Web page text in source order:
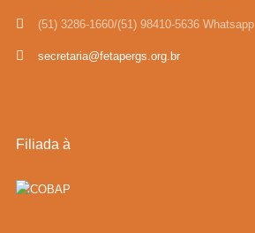
(51) 3286-1660/(51) 98410-5636 Whatsapp
secretaria@fetapergs.org.br
Filiada à